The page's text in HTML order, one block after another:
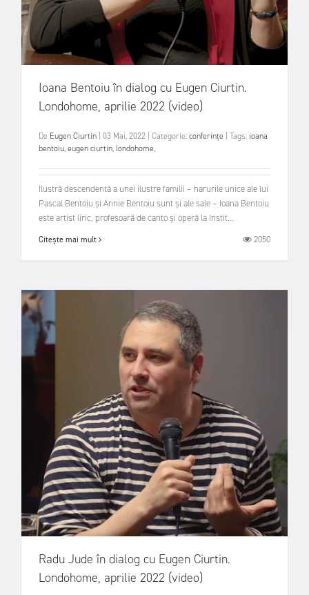
Ioana Bentoiu în dialog cu Eugen Ciurtin.
Londohome, aprilie 2022 (video)
De Eugen Ciurtin | 03 Mai, 2022 | Categorie:conferințe | Tags: ioana
bentoiu,eugen ciurtin,londohome,
Ilustră descendentă a unei ilustre familii – harurile unice ale lui
Pascal Bentoiu și Annie Bentoiu sunt și ale sale – Ioana Bentoiu
este artist liric, profesoară de canto și operă la Instit...
Citește mai mult 2050
Radu Jude în dialog cu Eugen Ciurtin.
Londohome, aprilie 2022 (video)